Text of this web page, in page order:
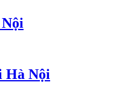
Hà Nội